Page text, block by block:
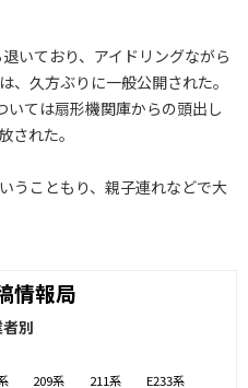
いており、アイドリングながら
、久方ぶりに一般公開された。
ては扇形機関庫からの頭出し
された。
うこともり、親子連れなどで大
情報局
別
209系 211系 E233系